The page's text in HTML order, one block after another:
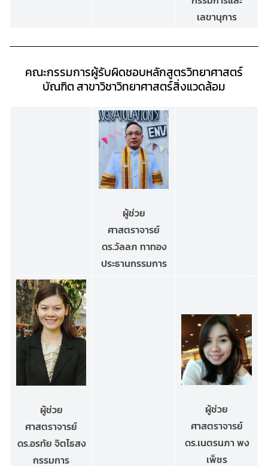
เลขานุการ
คณะกรรมการผู้รับผิดชอบหลักสูตรวิทยาศาสตร์
บัณฑิต สาขาวิชาวิทยาศาสตร์สิ่งแวดล้อม
ผู้ช่วย
ศาสตราจารย์
ดร.วัลลภ ทาทอง
ประธานกรรมการ
ผู้ช่วย
ศาสตราจารย์
ดร.อรทัย จิตไธสง
กรรมการ
ผู้ช่วย
ศาสตราจารย์
ดร.เนตรนภา พง
เพ็ชร